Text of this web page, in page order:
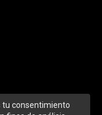
tu consentimiento